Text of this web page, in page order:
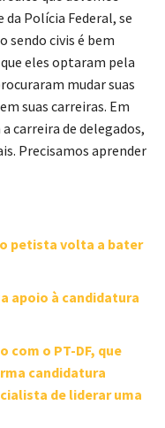
Polícia Federal, se
sendo civis é bem
eles optaram pela
mudar suas
suas carreiras. Em
carreira de delegados,
Precisamos aprender
petista volta a bater
apoio à candidatura
com o PT-DF, que
candidatura
de liderar uma